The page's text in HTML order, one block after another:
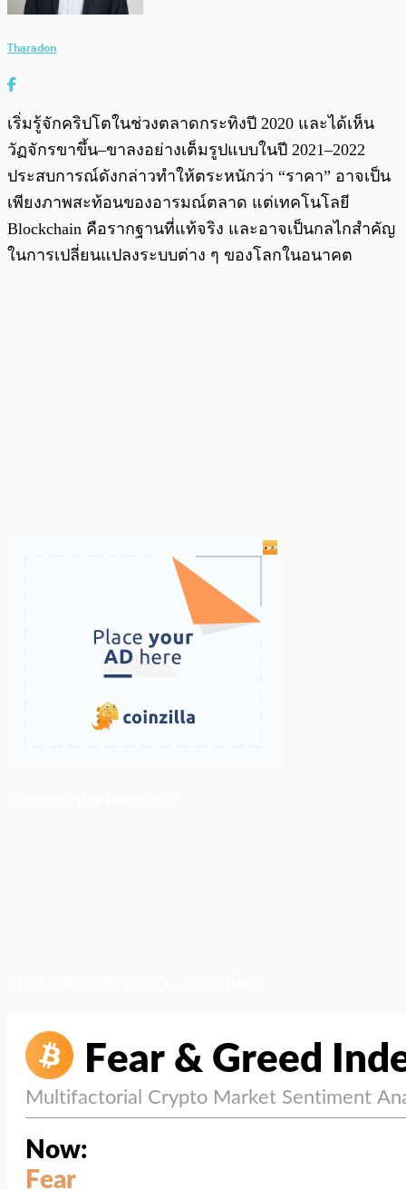
Tharadon
เริ่มรู้จักคริปโตในช่วงตลาดกระทิงปี 2020 และได้เห็น
วัฏจักรขาขึ้น–ขาลงอย่างเต็มรูปแบบในปี 2021–2022
ประสบการณ์ดังกล่าวทำให้ตระหนักว่า “ราคา” อาจเป็น
เพียงภาพสะท้อนของอารมณ์ตลาด แต่เทคโนโลยี
Blockchain คือรากฐานที่แท้จริง และอาจเป็นกลไกสำคัญ
ในการเปลี่ยนแปลงระบบต่าง ๆ ของโลกในอนาคต